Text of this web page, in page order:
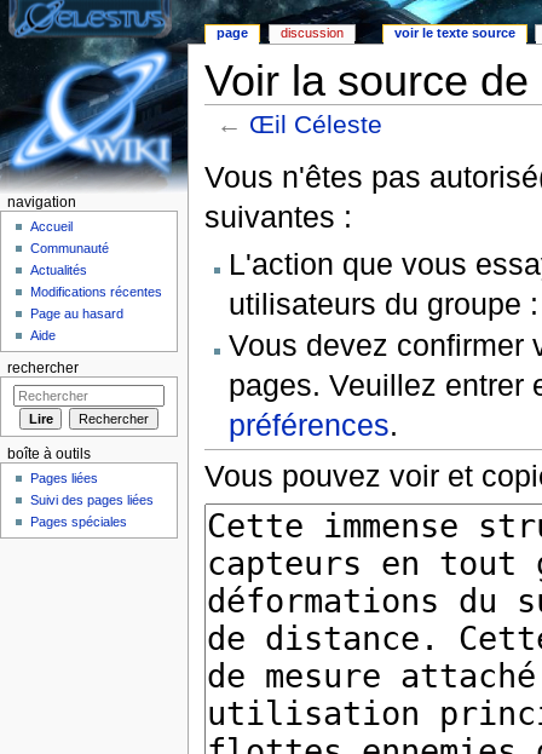
Voir la source
← Œil Céleste
Vous n'êtes pas
suivantes :
L'action que vous
utilisateurs du groupe
Vous devez confirmer
pages. Veuillez entrer
préférences.
Vous pouvez voir et
page discussion voir le texte source
navigation
Accueil
Communauté
Actualités
Modifications récentes
Page au hasard
Aide
rechercher
boîte à outils
Pages liées
Suivi des pages liées
Pages spéciales